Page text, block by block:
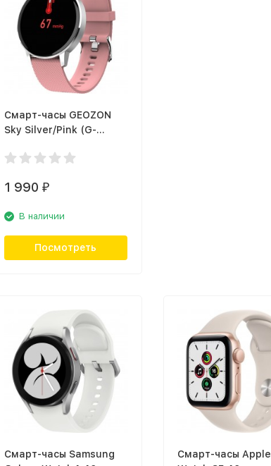
Смарт-часы GEOZON
Sky Silver/Pink (G-
1 990 ₽
В наличии
Посмотреть
Смарт-часы Samsung
Смарт-часы Apple